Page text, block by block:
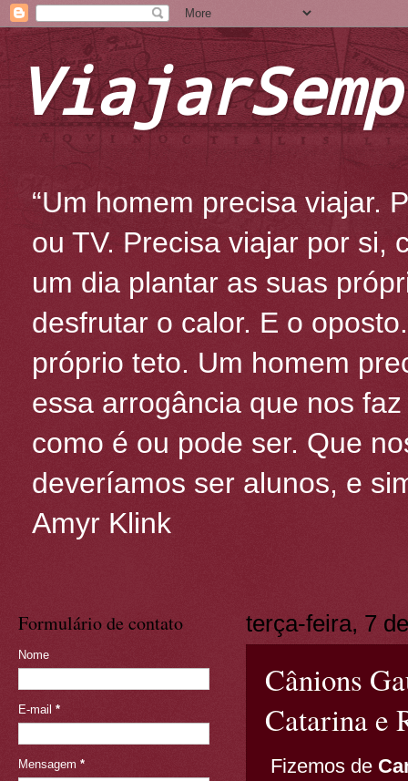
“Um homem precisa viajar.
ou TV. Precisa viajar por si,
um dia plantar as suas
desfrutar o calor. E o
próprio teto. Um homem
essa arrogância que nos
como é ou pode ser. Que
deveríamos ser alunos, e
Amyr Klink
terça-feira, 7
Cânions
Catarina e
Fizemos de
Formulário de contato
Nome
E-mail *
Mensagem *